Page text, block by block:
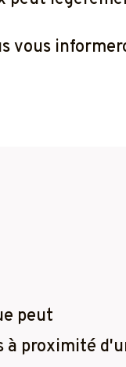
vous
peut
à proximité